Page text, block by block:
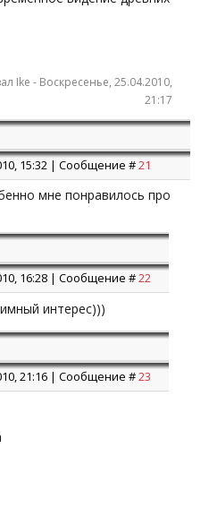
Ike - Воскресенье, 25.04.2010,
21:17
15:32 | Сообщение #21
мне понравилось про
16:28 | Сообщение #22
интерес)))
21:16 | Сообщение #23